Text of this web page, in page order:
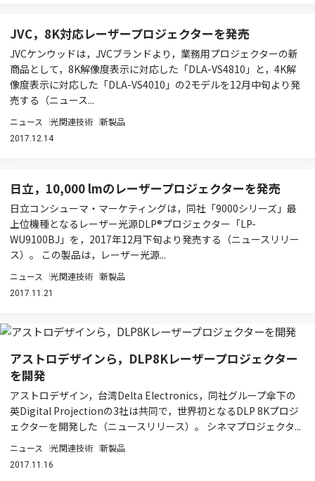
JVC，8K対応レーザープロジェクターを発売
JVCケンウッドは，JVCブランドより，業務用プロジェクターの新
商品として，8K解像度表示に対応した「DLA-VS4810」と，4K解
像度表示に対応した「DLA-VS4010」の2モデルを12月中旬より発
売する（ニュース...
ニュース 光関連技術 新製品
2017.12.14
日立，10,000 lmのレーザープロジェクターを発売
日立コンシューマ・マーケティングは，同社「9000シリーズ」最
上位機種となるレーザー光源DLP®プロジェクター「LP-
WU9100BJ」を，2017年12月下旬より発売する（ニュースリリー
ス）。 この製品は，レーザー光源...
ニュース 光関連技術 新製品
2017.11.21
アストロデザインら，DLP8Kレーザープロジェクター
を開発
アストロデザイン，台湾Delta Electronics，同社グループ傘下の
英Digital Projectionの3社は共同で，世界初となるDLP 8Kプロジ
ェクターを開発した（ニュースリリース）。 シネマプロジェクタ...
ニュース 光関連技術 新製品
2017.11.16